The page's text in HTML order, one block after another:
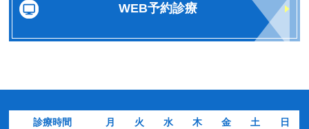
WEB予約診療
診療時間 月 火 水 木 金 土 日